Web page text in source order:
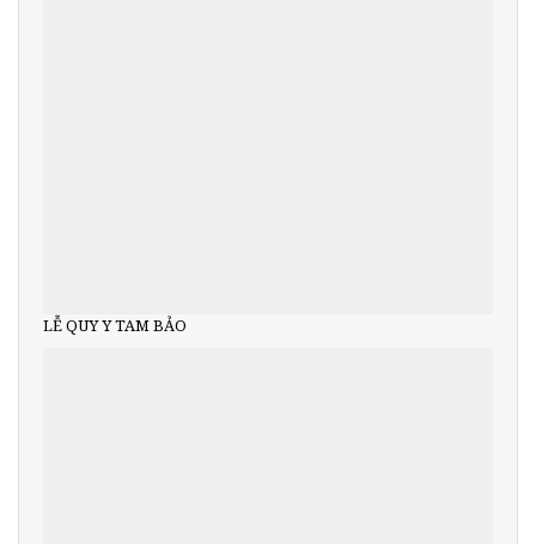
LỄ QUY Y TAM BẢO